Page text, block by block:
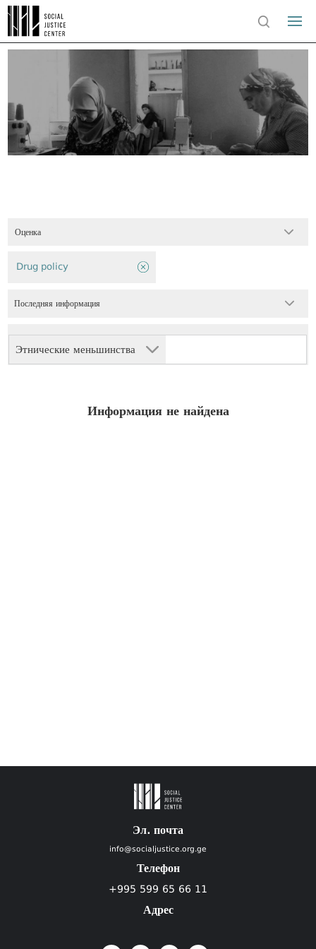
Оценка
Этнические меньшинства
Drug policy
Последняя информация
Информация не найдена
Эл. почта
info@socialjustice.org.ge
Телефон
+995 599 65 66 11
Адрес